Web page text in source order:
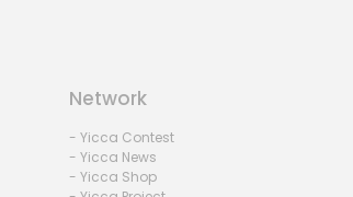
Network
- Yicca Contest
- Yicca News
- Yicca Shop